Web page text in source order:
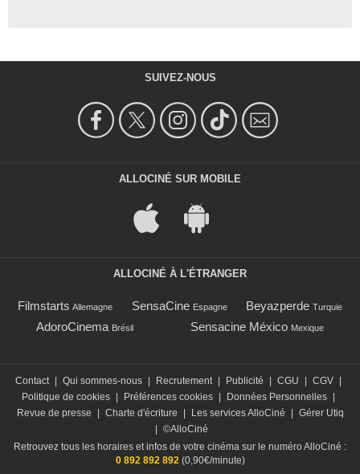
SUIVEZ-NOUS
ALLOCINÉ SUR MOBILE
ALLOCINÉ À L'ÉTRANGER
Filmstarts Allemagne SensaCine Espagne Beyazperde Turquie
AdoroCinema Brésil Sensacine México Mexique
Contact Qui sommes-nous Recrutement Publicité CGU CGV
Politique de cookies
Préférences cookies Données Personnelles
Revue de presse
Charte d'écriture Les services AlloCiné
Gérer Utiq
©AlloCiné
Retrouvez tous les horaires et infos de votre cinéma sur le numéro AlloCiné :
0 892 892 892(0,90€/minute)